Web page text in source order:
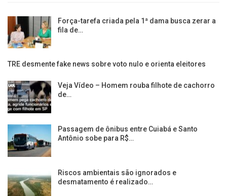
Força-tarefa criada pela 1ª dama busca zerar a
fila de…
TRE desmente fake news sobre voto nulo e orienta eleitores
Veja Vídeo – Homem rouba filhote de cachorro
de…
Passagem de ônibus entre Cuiabá e Santo
Antônio sobe para R$…
Riscos ambientais são ignorados e
desmatamento é realizado…